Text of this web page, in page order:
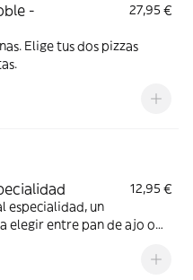
-
27,95 €
Elige tus dos pizzas
12,95 €
especialidad, un
elegir entre pan de ajo o